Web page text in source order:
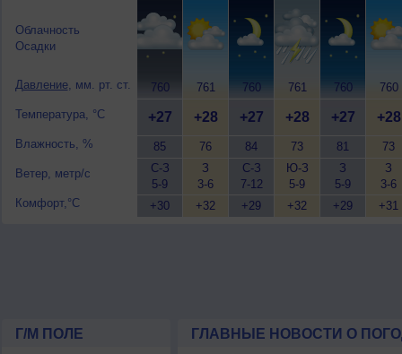
Облачность
Осадки
Давление, мм. рт. ст.
Температура, °C
Влажность, %
Ветер, метр/с
Комфорт,°C
760
+27
85
С-З
5-9
+30
761
+28
76
З
3-6
+32
760
+27
84
С-З
7-12
+29
761
+28
73
Ю-З
5-9
+32
760
+27
81
З
5-9
+29
760
+28
73
З
3-6
+31
Г/М ПОЛЕ ГЛАВНЫЕ НОВОСТИ О